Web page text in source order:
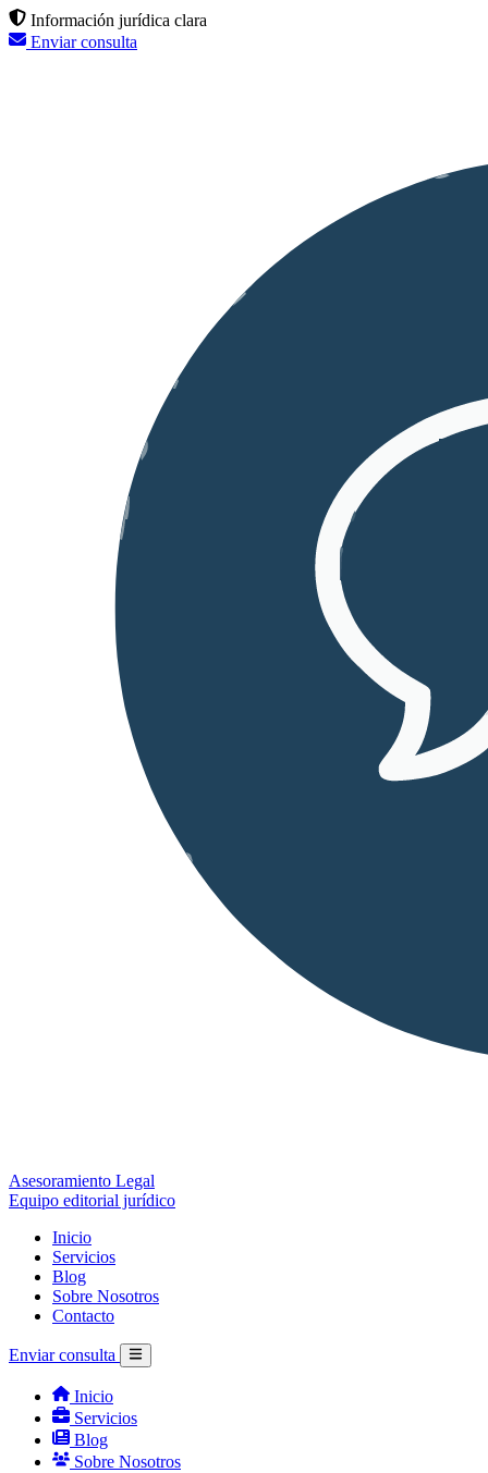
Información jurídica clara
Enviar consulta
Asesoramiento Legal
Equipo editorial jurídico
Inicio
Servicios
Blog
Sobre Nosotros
Contacto
Enviar consulta
Inicio
Servicios
Blog
Sobre Nosotros